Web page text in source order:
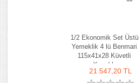
1/2 Ekonomik Set Üstü
Yemeklik 4 lü Benmari
115x41x28 Küvetli
Kapaklı
21.547,20 TL